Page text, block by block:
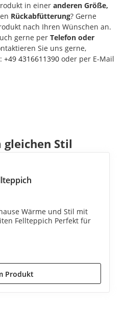
in einer anderen Größe,
Rückabfütterung? Gerne
nach Ihren Wünschen an.
gerne per Telefon oder
Sie uns gerne,
+49 4316611390 oder per E-Mail
gleichen Stil
Wärme und Stil mit
Fellteppich Perfekt für
Produkt